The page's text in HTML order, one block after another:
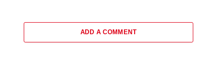
ADD A COMMENT